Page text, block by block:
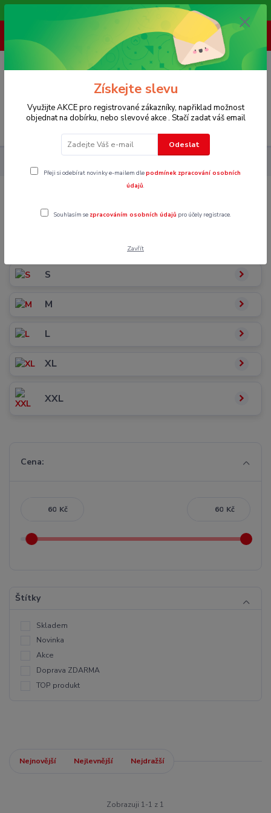
Vítáme Vás na našem e-shopu,. Stále doplňujeme nové produkty.
Menu
(Po-Pá, 8-16 hod.)
0
S
M
L
XL
XXL
Cena:
Kč Kč
Štítky
Skladem
Novinka
Akce
Doprava ZDARMA
TOP produkt
Nejnovější Nejlevnější Nejdražší
Zobrazuji 1-1 z 1
Získejte slevu
Využijte AKCE pro registrované zákazníky, napřiklad možnost
objednat na dobírku, nebo slevové akce . Stačí zadat váš email
Odeslat
Přeji si odebírat novinky e-mailem dlepodmínek zpracování osobních
údajů.
Souhlasím se zpracováním osobních údajů pro účely registrace.
Zavřít